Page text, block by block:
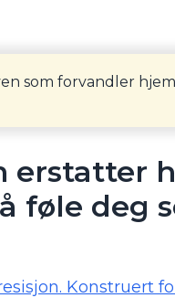
som forvandler
erstatter
føle deg
Konstruert